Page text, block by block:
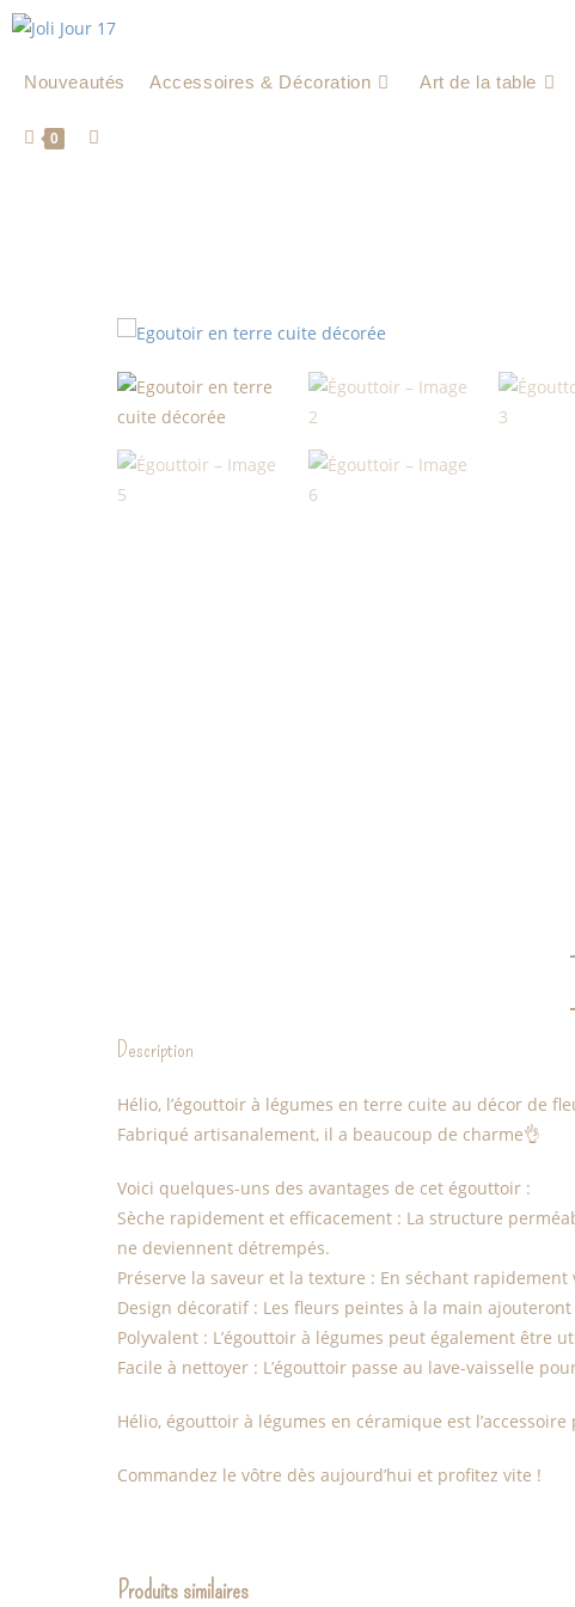
Nouveautés Accessoires & Décoration Art de la table
0
Description
Hélio, l’égouttoir à légumes en terre cuite au décor de
Fabriqué artisanalement, il a beaucoup de charme👌
Voici quelques-uns des avantages de cet égouttoir :
Sèche rapidement et efficacement : La structure
ne deviennent détrempés.
Préserve la saveur et la texture : En séchant
Design décoratif : Les fleurs peintes à la main
Polyvalent : L’égouttoir à légumes peut également
Facile à nettoyer : L’égouttoir passe au lave-vaisselle
Hélio, égouttoir à légumes en céramique est
Commandez le vôtre dès aujourd’hui et profitez vite !
Produits similaires